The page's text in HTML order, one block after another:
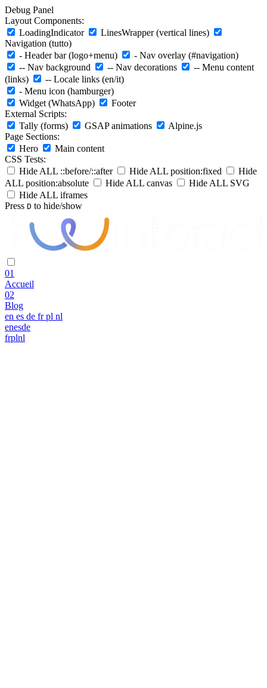
Debug Panel
Layout Components:
LoadingIndicator
LinesWrapper (vertical lines)
Navigation (tutto)
- Header bar (logo+menu)
- Nav overlay (#navigation)
-- Nav background
-- Nav decorations
-- Menu content
(links)
-- Locale links (en/it)
- Menu icon (hamburger)
Widget (WhatsApp)
Footer
External Scripts:
Tally (forms)
GSAP animations
Alpine.js
Page Sections:
Hero
Main content
CSS Tests:
Hide ALL ::before/::after
Hide ALL position:fixed
Hide
ALL position:absolute
Hide ALL canvas
Hide ALL SVG
Hide ALL iframes
Press D to hide/show
01
Accueil
02
Blog
en es de fr pl nl
enesde
frplnl